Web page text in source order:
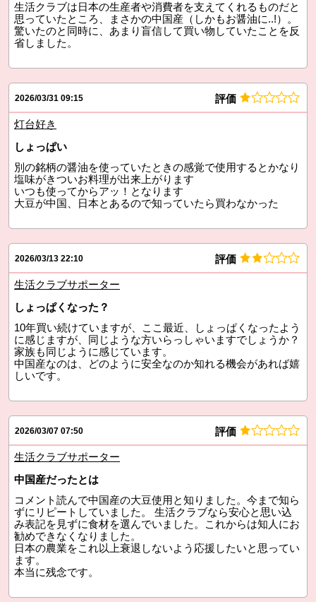
生活クラブは日本の生産者や消費者を支えてくれるものだと
思っていたところ、まさかの中国産（しかもお醤油に..!）。
驚いたのと同時に、あまり盲信して買い物していたことを反
省しました。
2026/03/31 09:15 評価
灯台好き
しょっぱい
別の銘柄の醤油を使っていたときの感覚で使用するとかなり
塩味がきついお料理が出来上がります
いつも使ってからアッ！となります
大豆が中国、日本とあるので知っていたら買わなかった
2026/03/13 22:10 評価
生活クラブサポーター
しょっぱくなった？
10年買い続けていますが、ここ最近、しょっぱくなったよう
に感じますが、同じような方いらっしゃいますでしょうか？
家族も同じように感じています。
中国産なのは、どのように安全なのか知れる機会があれば嬉
しいです。
2026/03/07 07:50 評価
生活クラブサポーター
中国産だったとは
コメント読んで中国産の大豆使用と知りました。今まで知ら
ずにリピートしていました。 生活クラブなら安心と思い込
み表記を見ずに食材を選んでいました。これからは知人にお
勧めできなくなりました。
日本の農業をこれ以上衰退しないよう応援したいと思ってい
ます。
本当に残念です。